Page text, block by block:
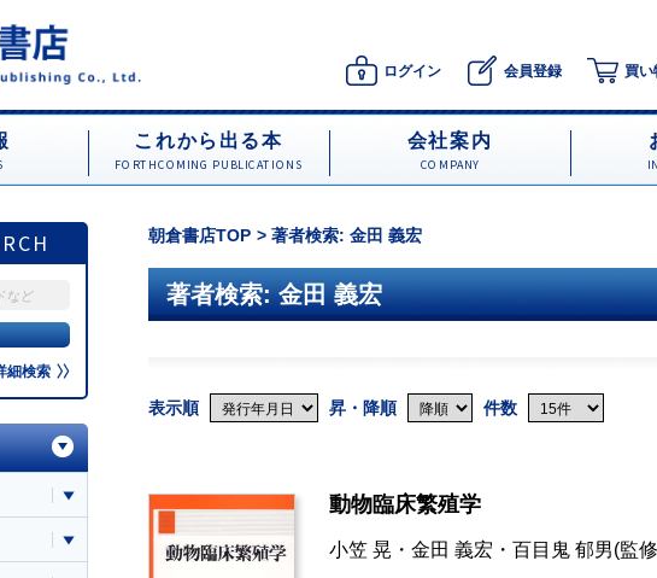
ログイン 会員登録 買い
これから出る本
FORTHCOMING PUBLICATIONS
会社案内
COMPANY
細検索
朝倉書店TOP 著者検索: 金田 義宏
著者検索: 金田 義宏
表示順 昇・降順 件数
動物臨床繁殖学
小笠 晃 ・ 金田 義宏 ・ 百目鬼 郁男(監